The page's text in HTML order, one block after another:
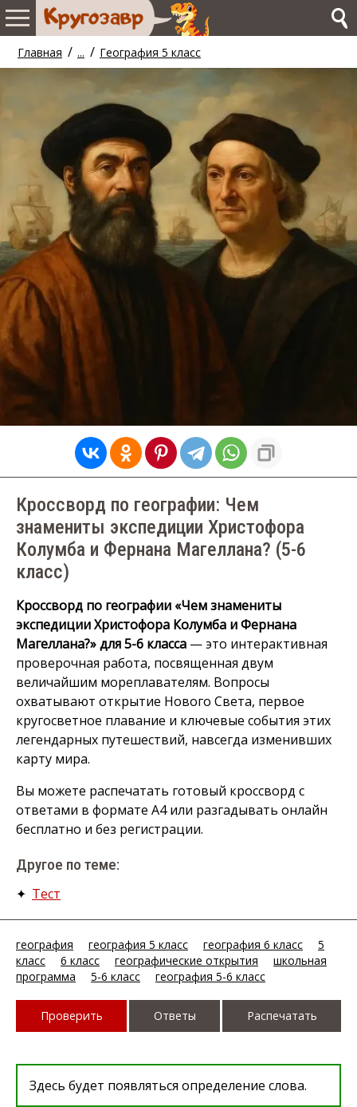
Главная / ... / География 5 класс
Кроссворд по географии: Чем
знамениты экспедиции Христофора
Колумба и Фернана Магеллана? (5-6
класс)
Кроссворд по географии «Чем знамениты
экспедиции Христофора Колумба и Фернана
Магеллана?» для 5-6 класса — это интерактивная
проверочная работа, посвященная двум
величайшим мореплавателям. Вопросы
охватывают открытие Нового Света, первое
кругосветное плавание и ключевые события этих
легендарных путешествий, навсегда изменивших
карту мира.
Вы можете распечатать готовый кроссворд с
ответами в формате А4 или разгадывать онлайн
бесплатно и без регистрации.
Другое по теме:
✦ Тест
география география 5 класс география 6 класс
5
класс
6 класс географические открытия
школьная
программа
5-6 класс география 5-6 класс
Проверить Ответы Распечатать
Здесь будет появляться определение слова.